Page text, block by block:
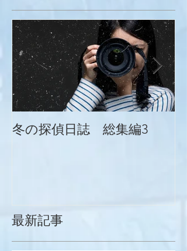
冬の探偵日誌 総集編3
最新記事